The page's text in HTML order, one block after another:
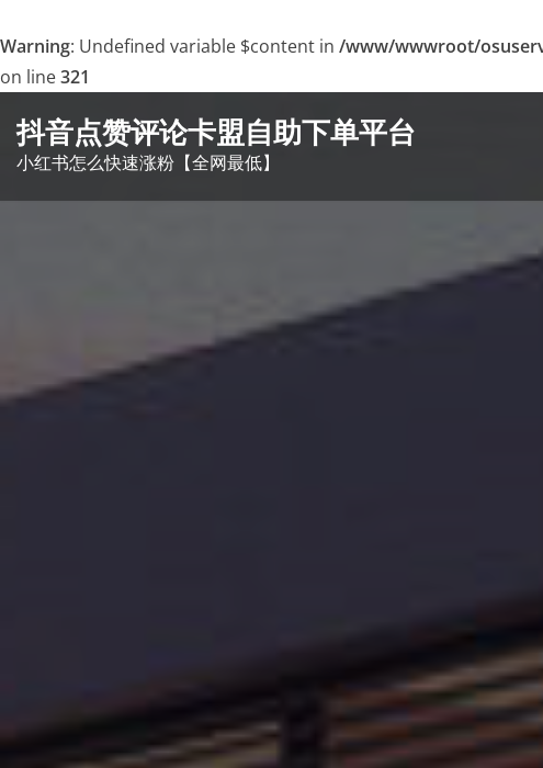
Warning: Undefined variable $content in /www/wwwroot/
on line321
to
content
抖音点赞评论卡盟自助下单平台
小红书怎么快速涨粉【全网最低】